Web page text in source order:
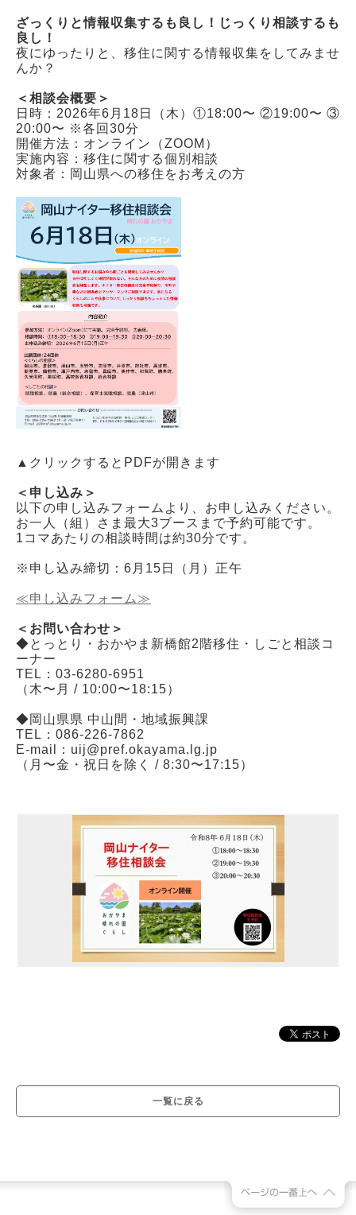
今日
ざっくりと情報収集するも良し！じっくり相談するも
良し！
夜にゆったりと、移住に関する情報収集をしてみませ
んか？
＜相談会概要＞
日時：2026年6月18日（木）①18:00〜 ②19:00〜 ③
20:00〜 ※各回30分
開催方法：オンライン（ZOOM）
実施内容：移住に関する個別相談
対象者：岡山県への移住をお考えの方
▲クリックするとPDFが開きます
＜申し込み＞
以下の申し込みフォームより、お申し込みください。
お一人（組）さま最大3ブースまで予約可能です。
1コマあたりの相談時間は約30分です。
※申し込み締切：6月15日（月）正午
≪申し込みフォーム≫
＜お問い合わせ＞
◆とっとり・おかやま新橋館2階移住・しごと相談コ
ーナー
TEL：03-6280-6951
（木〜月 / 10:00〜18:15）
◆岡山県県 中山間・地域振興課
TEL：086-226-7862
E-mail：uij@pref.okayama.lg.jp
（月〜金・祝日を除く / 8:30〜17:15）
一覧に戻る